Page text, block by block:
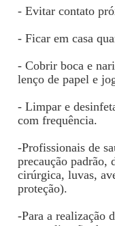
- Evitar contato
- Ficar em casa
- Cobrir boca e
lenço de papel e
- Limpar e
com frequência.
-Profissionais de
precaução padrão,
cirúrgica, luvas,
proteção).
-Para a realização